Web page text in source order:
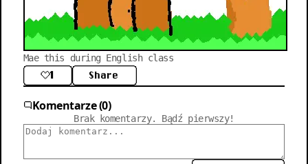
Mae this during English class
1 Share
Komentarze (0)
Brak komentarzy. Bądź pierwszy!